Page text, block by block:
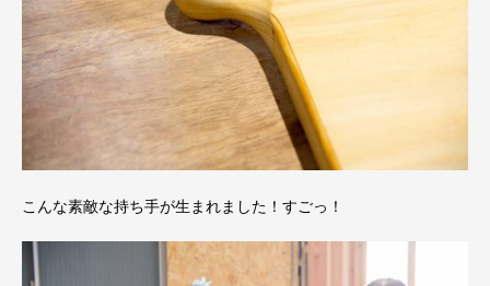
こんな素敵な持ち手が生まれました！すごっ！